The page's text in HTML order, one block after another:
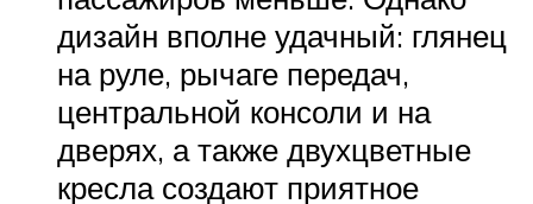
дизайн вполне удачный: глянец
на руле, рычаге передач,
центральной консоли и на
дверях, а также двухцветные
кресла создают приятное